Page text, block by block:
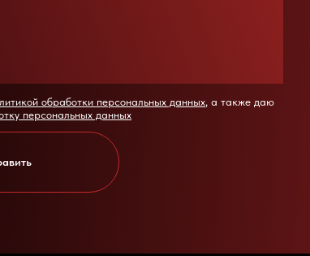
обработки персональных данных, а также даю
персональных данных